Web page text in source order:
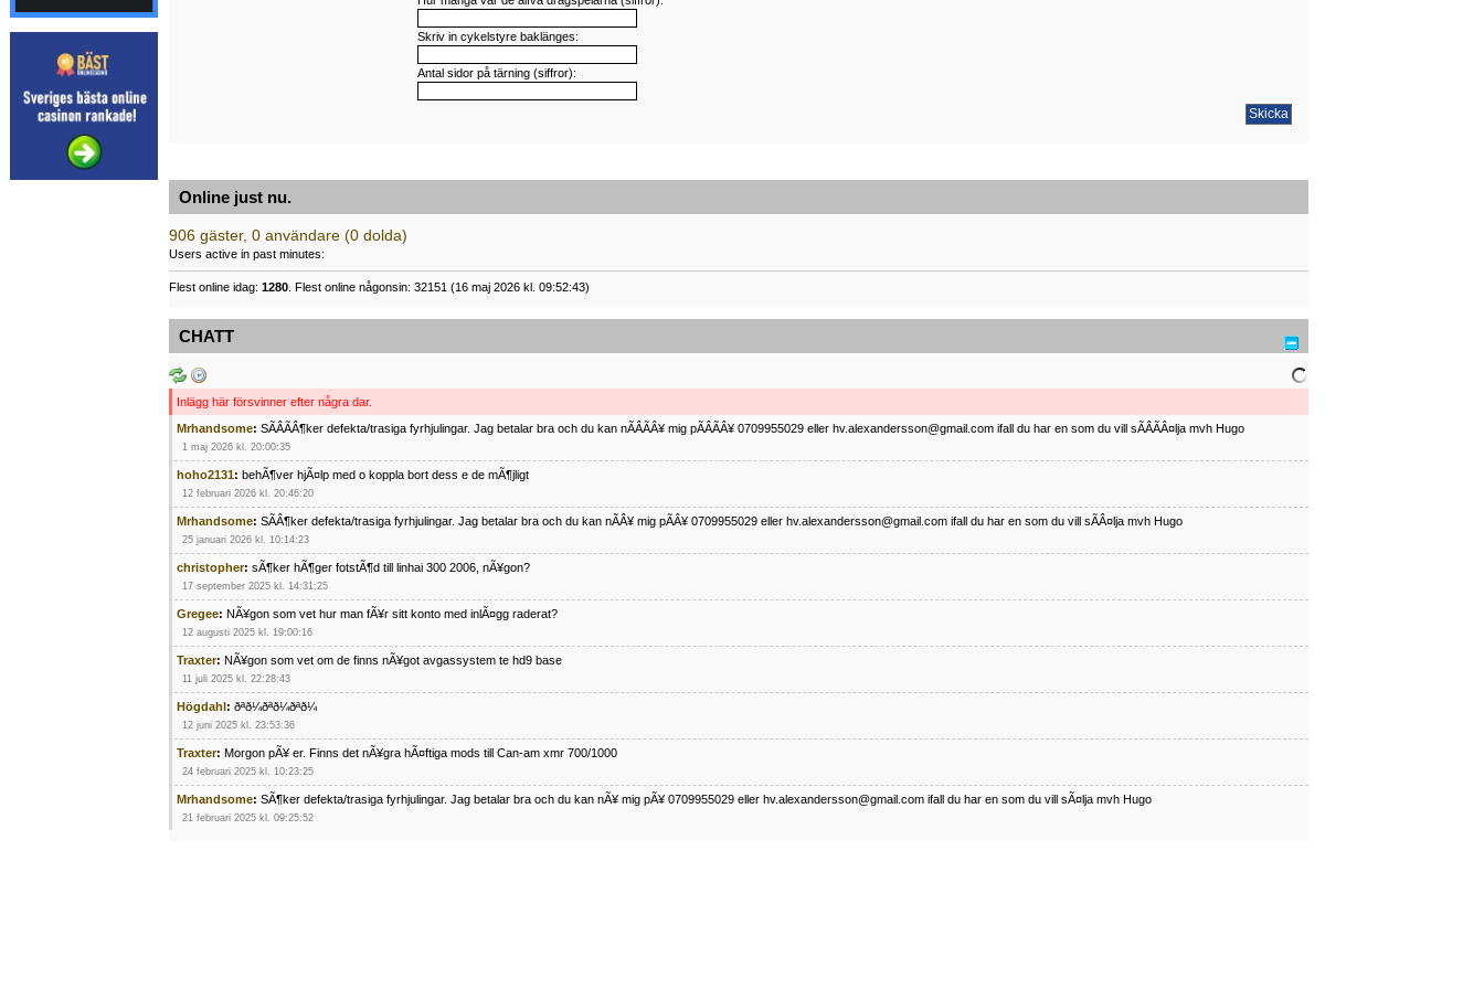
Skriv in cykelstyre baklänges:
Antal sidor på tärning (siffror):
Online just nu.
906 gäster, 0 användare (0 dolda)
Users active in past minutes:
Flest online idag: 1280 . Flest online någonsin: 32151 (16 maj 2026 kl. 09:52:43)
CHATT
Inlägg här försvinner efter några dar.
Mrhandsome: SÃÂÃÂ¶ker defekta/trasiga fyrhjulingar. Jag betalar bra och du kan nÃÂÃÂ¥ mig pÃÂÃÂ¥ 0709955029 eller hv.alexandersson@gmail.com ifall du har en som du vill sÃÂÃÂ¤lja mvh Hugo
1 maj 2026 kl. 20:00:35
hoho2131: behÃ¶ver hjÃ¤lp med o koppla bort dess e de mÃ¶jligt
12 februari 2026 kl. 20:46:20
Mrhandsome: SÃÂ¶ker defekta/trasiga fyrhjulingar. Jag betalar bra och du kan nÃÂ¥ mig pÃÂ¥ 0709955029 eller hv.alexandersson@gmail.com ifall du har en som du vill sÃÂ¤lja mvh Hugo
25 januari 2026 kl. 10:14:23
christopher: sÃ¶ker hÃ¶ger fotstÃ¶d till linhai 300 2006, nÃ¥gon?
17 september 2025 kl. 14:31:25
Gregee: NÃ¥gon som vet hur man fÃ¥r sitt konto med inlÃ¤gg raderat?
12 augusti 2025 kl. 19:00:16
Traxter: NÃ¥gon som vet om de finns nÃ¥got avgassystem te hd9 base
11 juli 2025 kl. 22:28:43
Högdahl: ðªð¼ðªð¼ðªð¼
12 juni 2025 kl. 23:53:36
Traxter: Morgon pÃ¥ er. Finns det nÃ¥gra hÃ¤ftiga mods till Can-am xmr 700/1000
24 februari 2025 kl. 10:23:25
Mrhandsome: SÃ¶ker defekta/trasiga fyrhjulingar. Jag betalar bra och du kan nÃ¥ mig pÃ¥ 0709955029 eller hv.alexandersson@gmail.com ifall du har en som du vill sÃ¤lja mvh Hugo
21 februari 2025 kl. 09:25:52